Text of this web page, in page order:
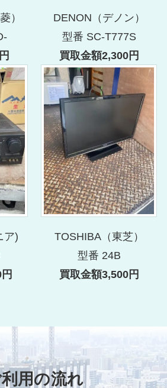
）
DENON（デノン）
型番 SC-T777S
買取金額2,300円
ア)
TOSHIBA（東芝）
型番 24B
買取金額3,500円
用の流れ